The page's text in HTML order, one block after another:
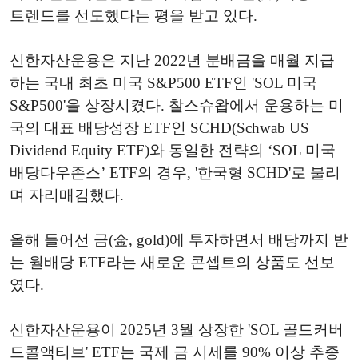
트렌드를 선도했다는 평을 받고 있다.
신한자산운용은 지난 2022년 분배금을 매월 지급
하는 국내 최초 미국 S&P500 ETF인 'SOL 미국
S&P500'을 상장시켰다. 찰스슈왑에서 운용하는 미
국의 대표 배당성장 ETF인 SCHD(Schwab US
Dividend Equity ETF)와 동일한 전략의 ‘SOL 미국
배당다우존스’ ETF의 경우, '한국형 SCHD'로 불리
며 자리매김했다.
올해 들어선 금(金, gold)에 투자하면서 배당까지 받
는 월배당 ETF라는 새로운 콘셉트의 상품도 선보
였다.
신한자산운용이 2025년 3월 상장한 'SOL 골드커버
드콜액티브' ETF는 국제 금 시세를 90% 이상 추종